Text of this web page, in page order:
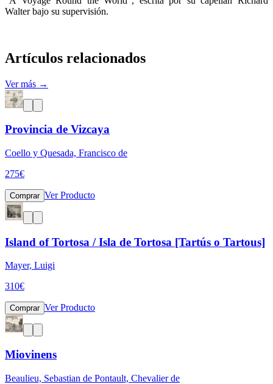
Walter bajo su supervisión.
Artículos relacionados
Ver más →
Provincia de Vizcaya
Coello y Quesada, Francisco de
275€
Comprar Ver Producto
Island of Tortosa / Isla de Tortosa [Tartús o Tartous]
Mayer, Luigi
310€
Comprar Ver Producto
Miovinens
Beaulieu, Sebastian de Pontault, Chevalier de